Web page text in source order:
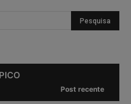
Post recente